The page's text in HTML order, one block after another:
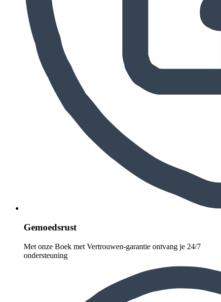
Gemoedsrust
Met onze Boek met Vertrouwen-garantie ontvang je 24/7
ondersteuning